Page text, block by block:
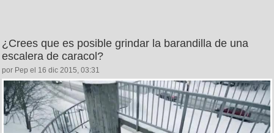
¿Crees que es posible grindar la barandilla de una
escalera de caracol?
por Pep el 16 dic 2015, 03:31